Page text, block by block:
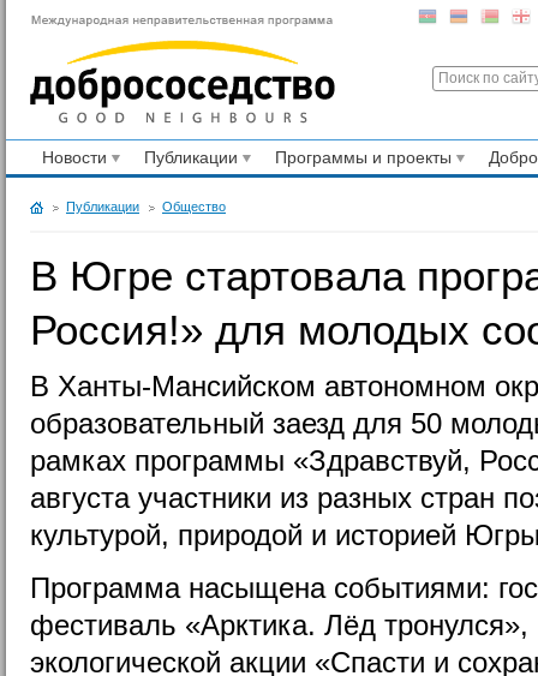
Новости Публикации Программы и проекты
Публикации Общество
В Югре стартовала
Россия!» для молодых
В Ханты-Мансийском автономном
образовательный заезд для 50
рамках программы «Здравствуй,
августа участники из разных стран
культурой, природой и историей
Программа насыщена событиями:
фестиваль «Арктика. Лёд тронулся»,
экологической акции «Спасти и